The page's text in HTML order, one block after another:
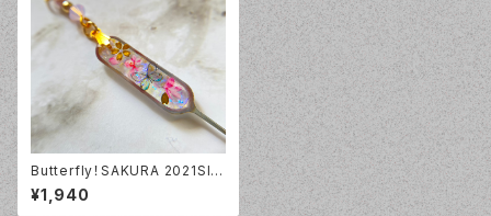
Butterfly！SAKURA 2021SIM
ピン Ⅲ(long)
¥1,940